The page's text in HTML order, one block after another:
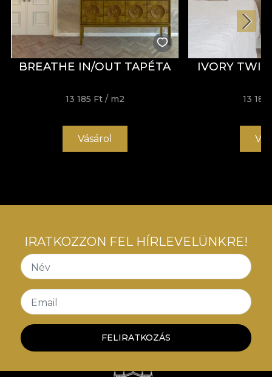
BREATHE IN/OUT TAPÉTA
13 185 Ft / m2
Vásárol
IVORY
13 185
IRATKOZZON FEL HÍRLEVELÜNKRE!
Név
Email
FELIRATKOZÁS